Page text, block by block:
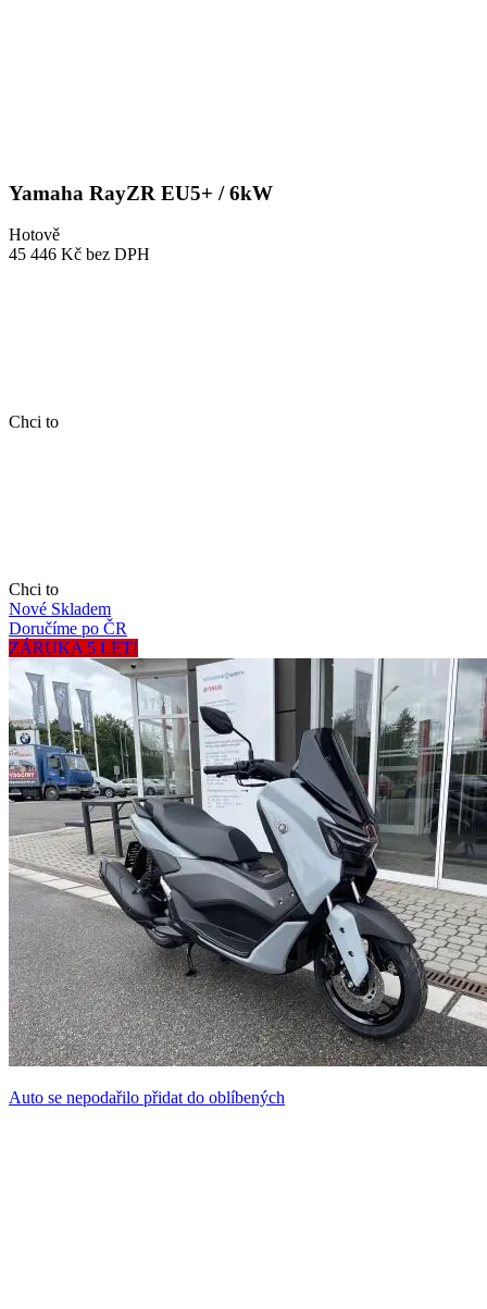
Yamaha RayZR EU5+ / 6kW
Hotově
45 446 Kč bez DPH
Chci to
Chci to
Nové Skladem
Doručíme po ČR
ZÁRUKA 5 LET!
Auto se nepodařilo přidat do oblíbených